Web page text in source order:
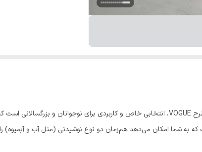
که به شما امکان می‌دهد هم‌زمان دو نوع نوشیدنی (مثل آب و آبمیوه)